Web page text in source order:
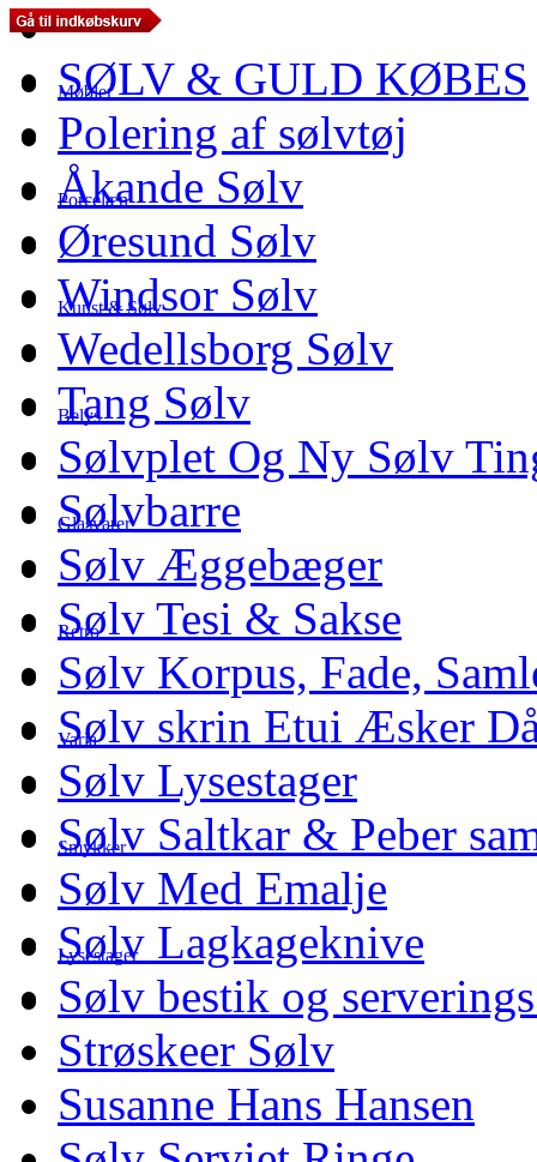
Møbler
Porcelæn
Kunst & Sølv
Belys
Glasvarer
Retro
Varia
Smykker
Lysestager
SØLV & GULD KØBES
Polering af sølvtøj
Åkande Sølv
Øresund Sølv
Windsor Sølv
Wedellsborg Sølv
Tang Sølv
Sølvplet Og Ny Sølv
Sølvbarre
Sølv Æggebæger
Sølv Tesi & Sakse
Sølv Korpus, Fade,
Sølv skrin Etui Æsker
Sølv Lysestager
Sølv Saltkar & Peber
Sølv Med Emalje
Sølv Lagkageknive
Sølv bestik og
Strøskeer Sølv
Susanne Hans Hansen